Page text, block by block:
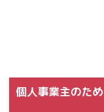
個人事業主のた